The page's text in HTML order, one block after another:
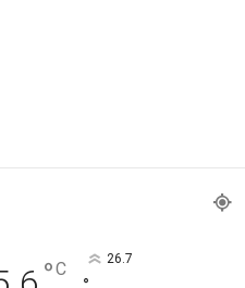
°C 26.7